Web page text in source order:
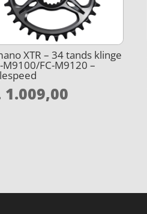
XTR – 34 tands klinge
M9100/FC-M9120 –
1.009,00